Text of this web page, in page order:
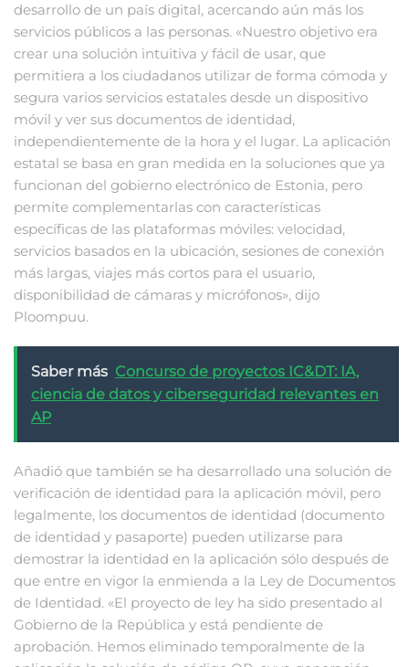
desarrollo de un país digital, acercando aún más los
servicios públicos a las personas. «Nuestro objetivo era
crear una solución intuitiva y fácil de usar, que
permitiera a los ciudadanos utilizar de forma cómoda y
segura varios servicios estatales desde un dispositivo
móvil y ver sus documentos de identidad,
independientemente de la hora y el lugar. La aplicación
estatal se basa en gran medida en la soluciones que ya
funcionan del gobierno electrónico de Estonia, pero
permite complementarlas con características
específicas de las plataformas móviles: velocidad,
servicios basados ​​en la ubicación, sesiones de conexión
más largas, viajes más cortos para el usuario,
disponibilidad de cámaras y micrófonos», dijo
Ploompuu.
Saber más Concurso de proyectos IC&DT: IA,
ciencia de datos y ciberseguridad relevantes en
AP
Añadió que también se ha desarrollado una solución de
verificación de identidad para la aplicación móvil, pero
legalmente, los documentos de identidad (documento
de identidad y pasaporte) pueden utilizarse para
demostrar la identidad en la aplicación sólo después de
que entre en vigor la enmienda a la Ley de Documentos
de Identidad. «El proyecto de ley ha sido presentado al
Gobierno de la República y está pendiente de
aprobación. Hemos eliminado temporalmente de la